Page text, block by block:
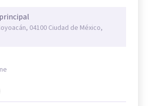
04100 Ciudad de México,